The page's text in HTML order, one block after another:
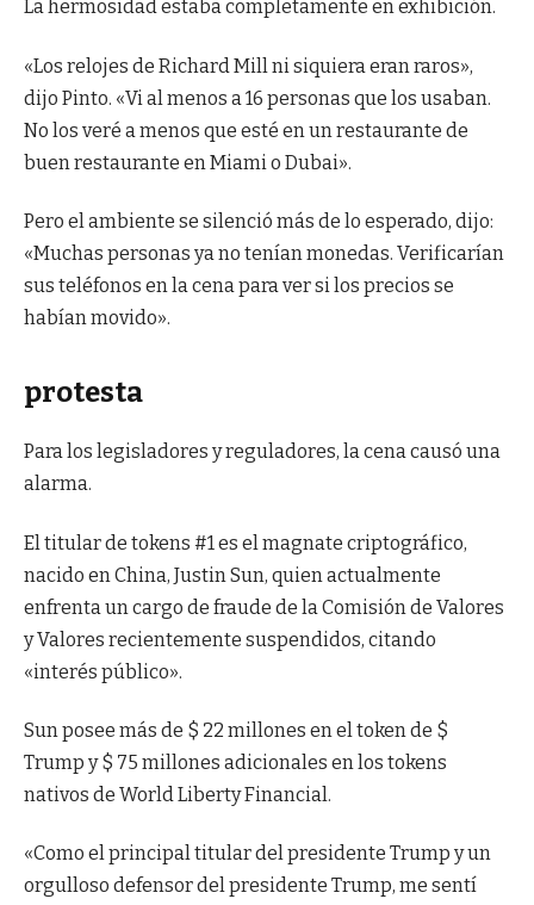
La hermosidad estaba completamente en exhibición.
«Los relojes de Richard Mill ni siquiera eran raros»,
dijo Pinto. «Vi al menos a 16 personas que los usaban.
No los veré a menos que esté en un restaurante de
buen restaurante en Miami o Dubai».
Pero el ambiente se silenció más de lo esperado, dijo:
«Muchas personas ya no tenían monedas. Verificarían
sus teléfonos en la cena para ver si los precios se
habían movido».
protesta
Para los legisladores y reguladores, la cena causó una
alarma.
El titular de tokens #1 es el magnate criptográfico,
nacido en China, Justin Sun, quien actualmente
enfrenta un cargo de fraude de la Comisión de Valores
y Valores recientemente suspendidos, citando
«interés público».
Sun posee más de $ 22 millones en el token de $
Trump y $ 75 millones adicionales en los tokens
nativos de World Liberty Financial.
«Como el principal titular del presidente Trump y un
orgulloso defensor del presidente Trump, me sentí